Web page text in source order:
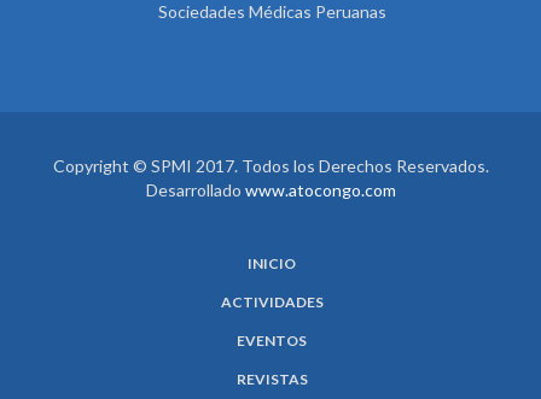
Sociedades Médicas Peruanas
Copyright © SPMI 2017. Todos los Derechos Reservados.
Desarrollado www.atocongo.com
INICIO
ACTIVIDADES
EVENTOS
REVISTAS